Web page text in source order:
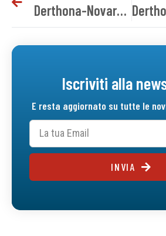
Derthona-Novara, i convocati azzurri
Iscriviti alla
E resta aggiornato su tutte le
INVIA